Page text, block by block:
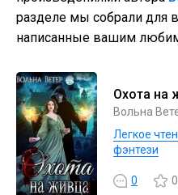
разделе мы собрали для
написанные вашим
Охота на
Вольна
Легкое
фэнтези
0 0